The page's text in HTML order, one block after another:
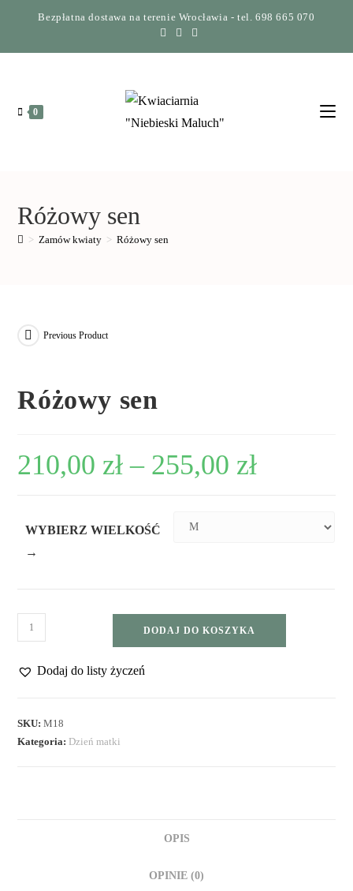
Bezpłatna dostawa na terenie Wrocławia - tel. 698 665 070
0
Różowy sen
> Zamów kwiaty > Różowy sen
Previous Product
Różowy sen
210,00 zł – 255,00 zł
WYBIERZ WIELKOŚĆ
→
DODAJ DO KOSZYKA
Dodaj do listy życzeń
SKU:M18
Kategoria: Dzień matki
OPIS
OPINIE (0)